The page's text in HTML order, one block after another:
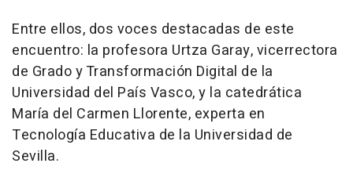
Entre ellos, dos voces destacadas de este
encuentro: la profesora Urtza Garay, vicerrectora
de Grado y Transformación Digital de la
Universidad del País Vasco, y la catedrática
María del Carmen Llorente, experta en
Tecnología Educativa de la Universidad de
Sevilla.